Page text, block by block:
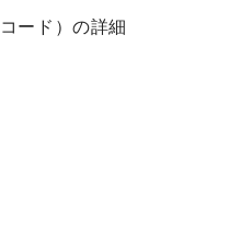
ード）の詳細